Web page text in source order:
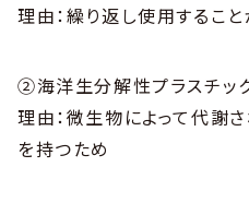
理由：繰り返し使用するこ
②海洋生分解性プラスチッ
理由：微生物によって代謝
を持つため